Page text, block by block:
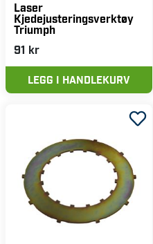
Laser
Kjedejusteringsverktøy
Triumph
91 kr
LEGG I HANDLEKURV